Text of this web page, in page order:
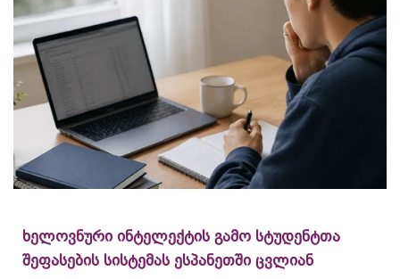
ხელოვნური ინტელექტის გამო სტუდენტთა
შეფასების სისტემას ესპანეთში ცვლიან